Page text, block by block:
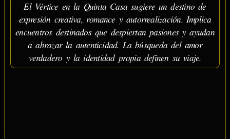
El Vértice en la Quinta Casa sugiere un destino de
expresión creativa, romance y autorrealización. Implica
encuentros destinados que despiertan pasiones y ayudan
a abrazar la autenticidad. La búsqueda del amor
verdadero y la identidad propia definen su viaje.